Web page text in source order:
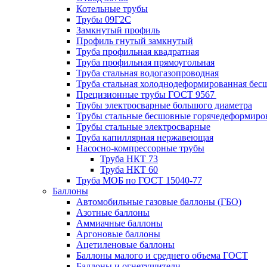
Котельные трубы
Трубы 09Г2С
Замкнутый профиль
Профиль гнутый замкнутый
Труба профильная квадратная
Труба профильная прямоугольная
Труба стальная водогазопроводная
Труба стальная холоднодеформированная
Прецизионные трубы ГОСТ 9567
Трубы электросварные большого диаметра
Трубы стальные бесшовные
Трубы стальные электросварные
Труба капиллярная нержавеющая
Насосно-компрессорные трубы
Труба НКТ 73
Труба НКТ 60
Труба МОБ по ГОСТ 15040-77
Баллоны
Автомобильные газовые баллоны (ГБО)
Азотные баллоны
Аммиачные баллоны
Аргоновые баллоны
Ацетиленовые баллоны
Баллоны малого и среднего объема ГОСТ